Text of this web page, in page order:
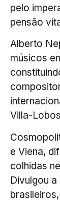
pelo
pensão
Alberto
músicos
Villa-
e Viena,
colhidas
Divulgou